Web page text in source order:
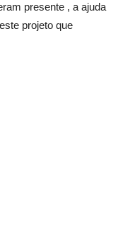
presente , a ajuda
projeto que